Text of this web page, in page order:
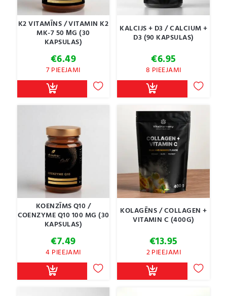
K2 VITAMĪNS / VITAMIN K2
MK-7 50 ΜG (30
KAPSULAS)
€6.49
7 PIEEJAMI
KALCIJS + D3 / CALCIUM +
D3 (90 KAPSULAS)
€6.95
8 PIEEJAMI
KOENZĪMS Q10 /
COENZYME Q10 100 MG (30
KAPSULAS)
€7.49
4 PIEEJAMI
KOLAGĒNS / COLLAGEN +
VITAMIN C (400G)
€13.95
2 PIEEJAMI